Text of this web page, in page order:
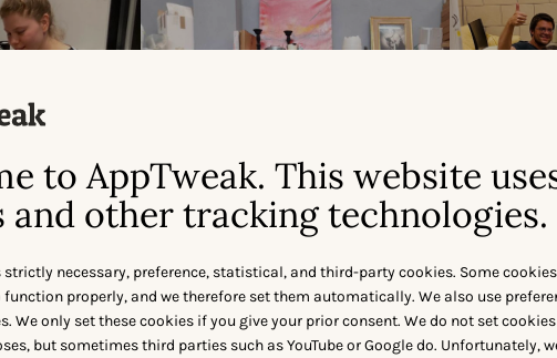
to AppTweak. This website
and other tracking technologies.
strictly necessary, preference, statistical, and third-party cookies. Some
properly, and we therefore set them automatically. We also use
We only set these cookies if you give your prior consent. We do not set
but sometimes third parties such as YouTube or Google do. Unfortunately,